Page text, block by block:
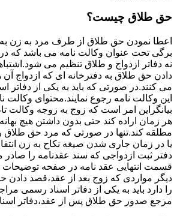
حق طلاق چیست؟
اعطا نمودن حق طلاق از طرف مرد به زن
برگی تحت عنوان وکالت نامه می باشد که
نه دفاتر ازدواج و طلاق تنظیم می
دادن حق طلاق به دفترخانه ای که ازدواج آن
می کنند.در صورتی که باید به یکی از دفاتر
این وکالت نامه رجوع نمایند.محتوای وکالت
بیانگراین امر است که زوج به زوجه وکالت
هر زمان اراده کند حتی بدون داشتن هیچ بهانه
مطلقه کند.تنها در صورتی که مرد حق طلاق
یا در زمان جاری شدن صیغه نکاح به زن
دفتر ثبت ازدواجی که سند عقدنامه را
قسمت انتهایی عقد نامه در صفحه
دیگر مواردی که زوج بعد از عقد،قصد
را دارد باید به یکی از دفاتر اسناد رسمی
مرجع صدور حق طلاق پس از عقد،دفاتر